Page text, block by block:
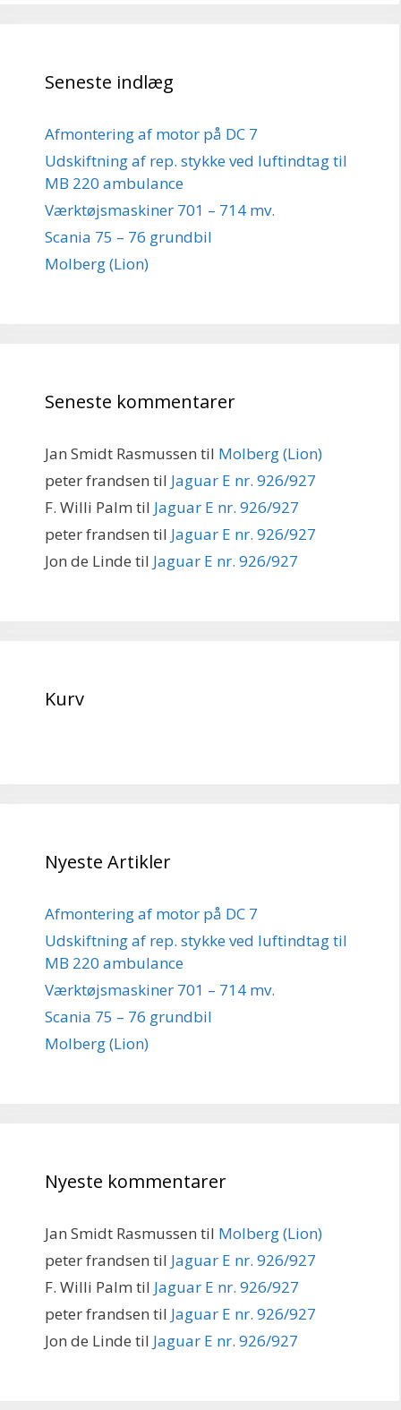
Seneste indlæg
Afmontering af motor på DC 7
Udskiftning af rep. stykke ved luftindtag til
MB 220 ambulance
Værktøjsmaskiner 701 – 714 mv.
Scania 75 – 76 grundbil
Molberg (Lion)
Seneste kommentarer
Jan Smidt Rasmussen til Molberg (Lion)
peter frandsen til Jaguar E nr. 926/927
F. Willi Palm til Jaguar E nr. 926/927
peter frandsen til Jaguar E nr. 926/927
Jon de Linde til Jaguar E nr. 926/927
Kurv
Nyeste Artikler
Afmontering af motor på DC 7
Udskiftning af rep. stykke ved luftindtag til
MB 220 ambulance
Værktøjsmaskiner 701 – 714 mv.
Scania 75 – 76 grundbil
Molberg (Lion)
Nyeste kommentarer
Jan Smidt Rasmussen til Molberg (Lion)
peter frandsen til Jaguar E nr. 926/927
F. Willi Palm til Jaguar E nr. 926/927
peter frandsen til Jaguar E nr. 926/927
Jon de Linde til Jaguar E nr. 926/927